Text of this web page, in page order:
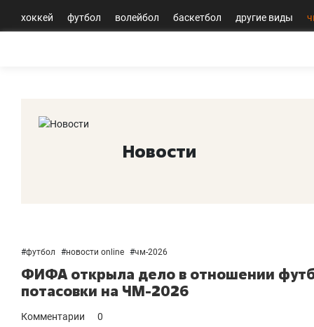
хоккей футбол волейбол баскетбол другие виды
Новости
#футбол #новости online #чм-2026
ФИФА открыла дело в отношении
потасовки на ЧМ-2026
Комментарии 0